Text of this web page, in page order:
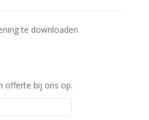
te downloaden
offerte bij ons op.